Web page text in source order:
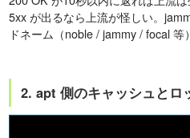
5xx が出るなら上流が怪しい。
ドネーム（noble / jammy / focal 等
2. apt 側のキャッシュとロ